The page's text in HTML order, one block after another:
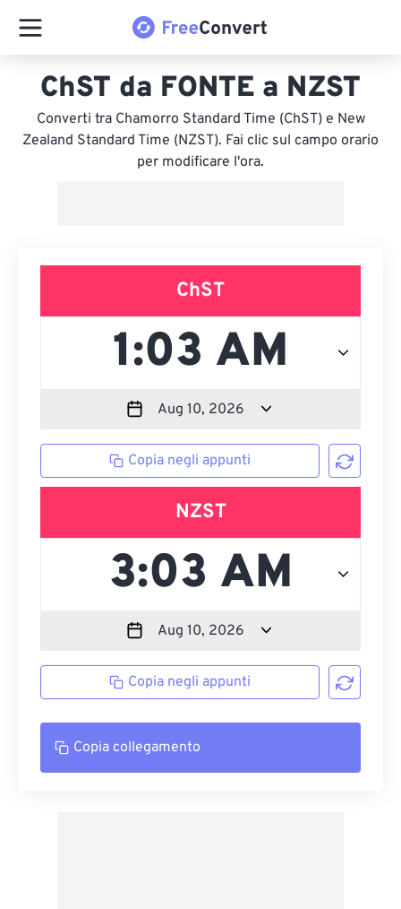
ChST da FONTE a NZST
Converti tra Chamorro Standard Time (ChST) e New
Zealand Standard Time (NZST). Fai clic sul campo orario
per modificare l'ora.
ChST
Copia negli appunti
NZST
Copia negli appunti
Copia collegamento